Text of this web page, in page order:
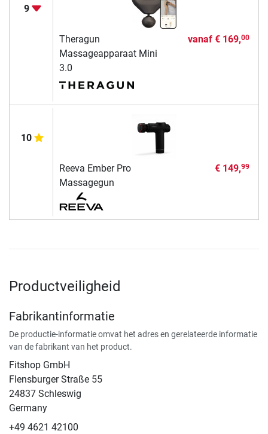
9
Theragun
Massageapparaat Mini
3.0
vanaf € 169,00
10
Reeva Ember Pro
Massagegun
€ 149,99
Productveiligheid
Fabrikantinformatie
De productie-informatie omvat het adres en gerelateerde informatie
van de fabrikant van het product.
Fitshop GmbH
Flensburger Straße 55
24837 Schleswig
Germany
+49 4621 42100